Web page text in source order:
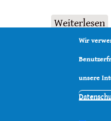
Weiterlesen
Wir
unsere